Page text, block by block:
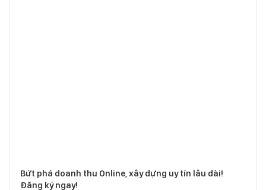
Bứt phá doanh thu Online, xây dựng uy tín lâu dài!
Đăng ký ngay!